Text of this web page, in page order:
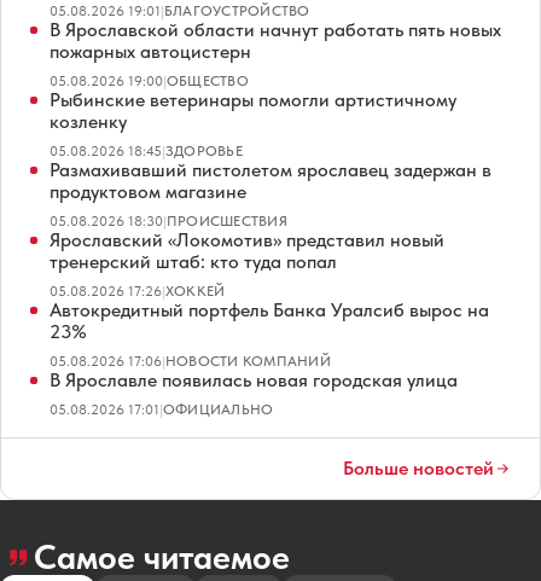
05.08.2026 19:01|БЛАГОУСТРОЙСТВО
В Ярославской области начнут работать пять новых
пожарных автоцистерн
05.08.2026 19:00|ОБЩЕСТВО
Рыбинские ветеринары помогли артистичному
козленку
05.08.2026 18:45|ЗДОРОВЬЕ
Размахивавший пистолетом ярославец задержан в
продуктовом магазине
05.08.2026 18:30|ПРОИСШЕСТВИЯ
Ярославский «Локомотив» представил новый
тренерский штаб: кто туда попал
05.08.2026 17:26|ХОККЕЙ
Автокредитный портфель Банка Уралсиб вырос на
23%
05.08.2026 17:06|НОВОСТИ КОМПАНИЙ
В Ярославле появилась новая городская улица
05.08.2026 17:01|ОФИЦИАЛЬНО
Больше новостей
Самое читаемое